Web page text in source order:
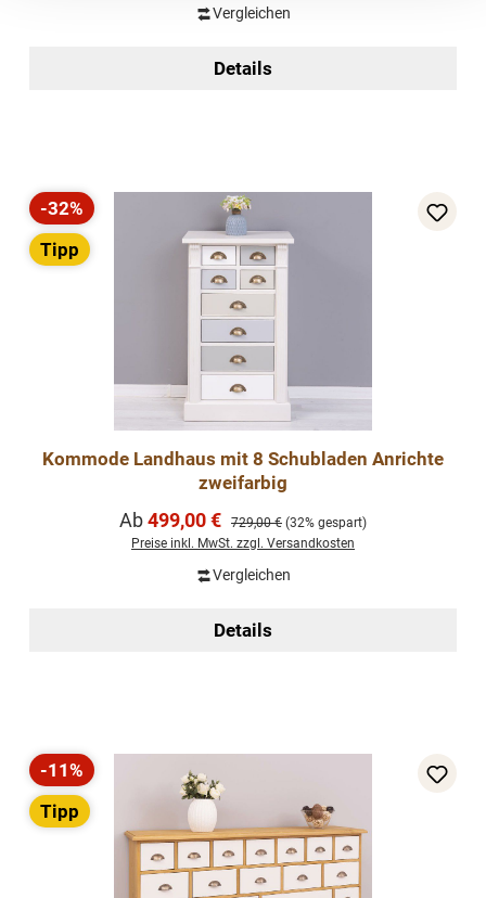
Vergleichen
Details
Rabatt
-32%
Tipp
Kommode Landhaus mit 8 Schubladen Anrichte
zweifarbig
Verkaufspreis:
Ab499,00 € Regulärer Preis:
729,00 € (32% gespart)
Preise inkl. MwSt. zzgl. Versandkosten
Vergleichen
Details
Rabatt
-11%
Tipp